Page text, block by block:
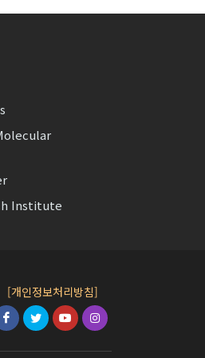
Institute
[개인정보처리방침]